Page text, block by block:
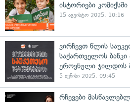
ისტორიები
15 აგვისტო 2025, 10:16
ვირჩევთ წლის
საქართველოს ბანკი
ეროვნული ჯილდოს
5 ივნისი 2025, 09:45
რჩევები